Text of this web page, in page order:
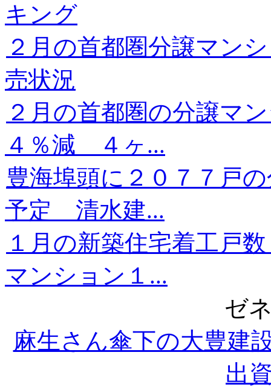
キング
２月の首都圏分譲マン
売状況
２月の首都圏の分譲マ
４％減 ４ヶ...
豊海埠頭に２０７７戸
予定 清水建...
１月の新築住宅着工
マンション１...
ゼ
麻生さん傘下の大豊
出